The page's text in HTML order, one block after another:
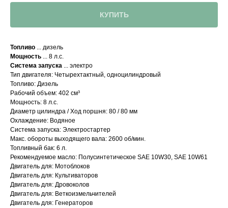
КУПИТЬ
Топливо ... дизель
Мощность ... 8 л.с.
Система запуска ... электро
Тип двигателя: Четырехтактный, одноцилиндровый
Топливо: Дизель
Рабочий объем: 402 см³
Мощность: 8 л.с.
Диаметр цилиндра / Ход поршня: 80 / 80 мм
Охлаждение: Водяное
Система запуска: Электростартер
Макс. обороты выходящего вала: 2600 об/мин.
Топливный бак: 6 л.
Рекомендуемое масло: Полусинтетическое SAE 10W30, SAE 10W61
Двигатель для: Мотоблоков
Двигатель для: Культиваторов
Двигатель для: Дровоколов
Двигатель для: Веткоизмельчителей
Двигатель для: Генераторов
Отправка
БЕЗ предоплаты
Привезем
БЕСПЛАТНО